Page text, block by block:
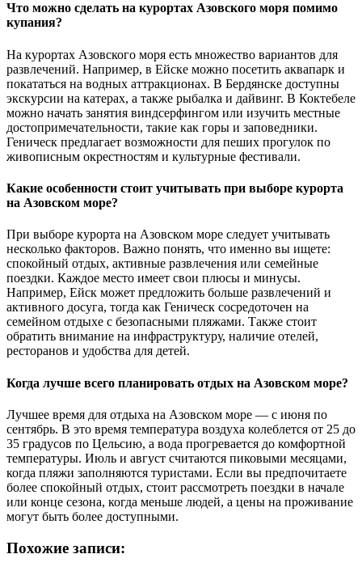
Что можно сделать на курортах Азовского моря помимо
купания?
На курортах Азовского моря есть множество вариантов для
развлечений. Например, в Ейске можно посетить аквапарк и
покататься на водных аттракционах. В Бердянске доступны
экскурсии на катерах, а также рыбалка и дайвинг. В Коктебеле
можно начать занятия виндсерфингом или изучить местные
достопримечательности, такие как горы и заповедники.
Геническ предлагает возможности для пеших прогулок по
живописным окрестностям и культурные фестивали.
Какие особенности стоит учитывать при выборе курорта
на Азовском море?
При выборе курорта на Азовском море следует учитывать
несколько факторов. Важно понять, что именно вы ищете:
спокойный отдых, активные развлечения или семейные
поездки. Каждое место имеет свои плюсы и минусы.
Например, Ейск может предложить больше развлечений и
активного досуга, тогда как Геническ сосредоточен на
семейном отдыхе с безопасными пляжами. Также стоит
обратить внимание на инфраструктуру, наличие отелей,
ресторанов и удобства для детей.
Когда лучше всего планировать отдых на Азовском море?
Лучшее время для отдыха на Азовском море — с июня по
сентябрь. В это время температура воздуха колеблется от 25 до
35 градусов по Цельсию, а вода прогревается до комфортной
температуры. Июль и август считаются пиковыми месяцами,
когда пляжи заполняются туристами. Если вы предпочитаете
более спокойный отдых, стоит рассмотреть поездки в начале
или конце сезона, когда меньше людей, а цены на проживание
могут быть более доступными.
Похожие записи: